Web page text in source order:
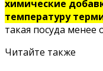
химические
температуру
такая посуда менее
Читайте также